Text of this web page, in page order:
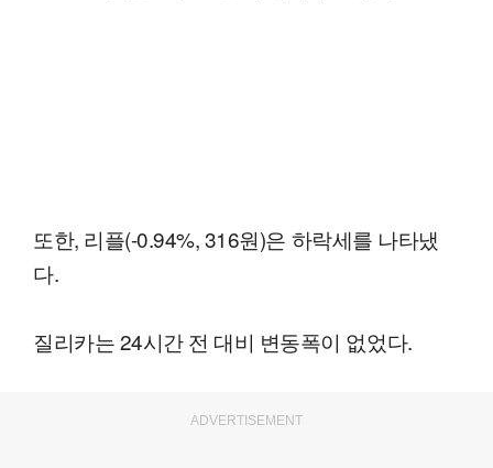
또한, 리플(-0.94%, 316원)은 하락세를 나타냈
다.
질리카는 24시간 전 대비 변동폭이 없었다.
ADVERTISEMENT